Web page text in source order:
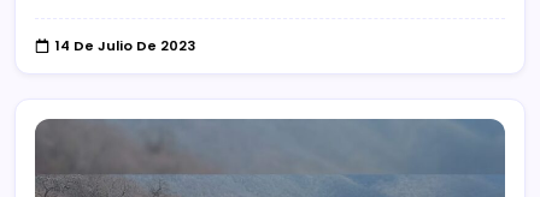
14 De Julio De 2023